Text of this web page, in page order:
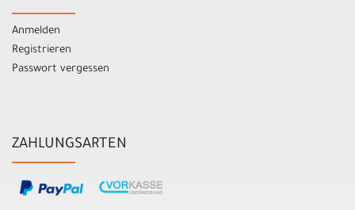
Anmelden
Registrieren
Passwort vergessen
ZAHLUNGSARTEN